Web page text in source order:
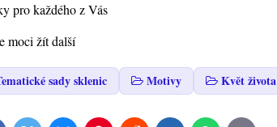
pro každého z Vás
moci žít další
sady sklenic Motivy Květ života